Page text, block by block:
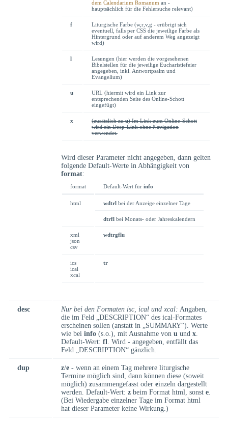
dem Calendarium Romanum an -
hauptsächlich für die Fehlersuche relevant)
f
Liturgische Farbe (w,r,v,g - erübrigt sich
eventuell, falls per CSS die jeweilige Farbe als
Hintergrund oder auf anderem Weg angezeigt
wird)
l
Lesungen (hier werden die vorgesehenen
Bibelstellen für die jeweilige Eucharistiefeier
angegeben, inkl. Antwortpsalm und
Evangelium)
u
URL (hiermit wird ein Link zur
entsprechenden Seite des Online-Schott
eingefügt)
x (zusätzlich zuu) Im Link zum Online-Schott
wird ein Deep-Link ohne Navigation
verwendet.
Wird dieser Parameter nicht angegeben, dann gelten
folgende Default-Werte in Abhängigkeit von
format:
format Default-Wert für info
html wdtrl bei der Anzeige einzelner Tage
dtrfl bei Monats- oder Jahreskalendern
xml
json
csv
wdtrgflu
ics
ical
xcal
tr
desc Nur bei den Formaten isc, ical und xcal: Angaben,
die im Feld „DESCRIPTION“ des ical-Formates
erscheinen sollen (anstatt in „SUMMARY“). Werte
wie bei info (s.o.), mit Ausnahme von u und x.
Default-Wert: fl. Wird - angegeben, entfällt das
Feld „DESCRIPTION“ gänzlich.
dup z/e - wenn an einem Tag mehrere liturgische
Termine möglich sind, dann können diese (soweit
möglich) zusammengefasst oder einzeln dargestellt
werden. Default-Wert: z beim Format html, sonst e.
(Bei Wiedergabe einzelner Tage im Format html
hat dieser Parameter keine Wirkung.)